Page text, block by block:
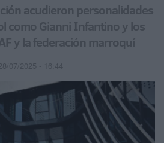
acudieron personalidades
como Gianni Infantino y los
y la federación marroquí
28/07/2025 - 16:44